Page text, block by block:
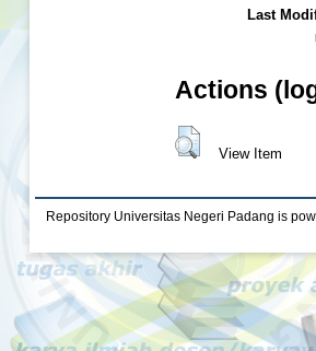
Last
Actions
View Item
Repository Universitas Negeri Padang is